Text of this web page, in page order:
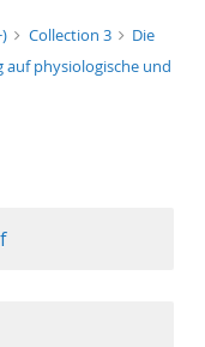
format
Collection 3
Die
physiologische und